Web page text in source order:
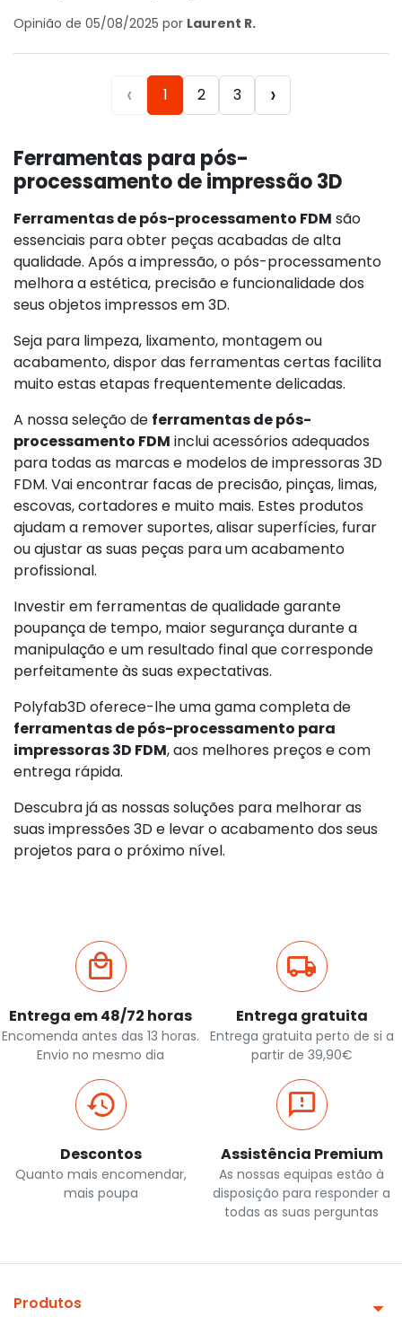
Opinião de 05/08/2025 por Laurent R.
‹ 1 2 3 ›
Ferramentas para pós-
processamento de impressão 3D
Ferramentas de pós-processamento FDM são
essenciais para obter peças acabadas de alta
qualidade. Após a impressão, o pós-processamento
melhora a estética, precisão e funcionalidade dos
seus objetos impressos em 3D.
Seja para limpeza, lixamento, montagem ou
acabamento, dispor das ferramentas certas facilita
muito estas etapas frequentemente delicadas.
A nossa seleção de ferramentas de pós-
processamento FDM inclui acessórios adequados
para todas as marcas e modelos de impressoras 3D
FDM. Vai encontrar facas de precisão, pinças, limas,
escovas, cortadores e muito mais. Estes produtos
ajudam a remover suportes, alisar superfícies, furar
ou ajustar as suas peças para um acabamento
profissional.
Investir em ferramentas de qualidade garante
poupança de tempo, maior segurança durante a
manipulação e um resultado final que corresponde
perfeitamente às suas expectativas.
Polyfab3D oferece-lhe uma gama completa de
ferramentas de pós-processamento para
impressoras 3D FDM, aos melhores preços e com
entrega rápida.
Descubra já as nossas soluções para melhorar as
suas impressões 3D e levar o acabamento dos seus
projetos para o próximo nível.
Entrega em 48/72 horas
Encomenda antes das 13 horas.
Envio no mesmo dia
Entrega gratuita
Entrega gratuita perto de si a
partir de 39,90€
Descontos
Quanto mais encomendar,
mais poupa
Assistência Premium
As nossas equipas estão à
disposição para responder a
todas as suas perguntas
Produtos